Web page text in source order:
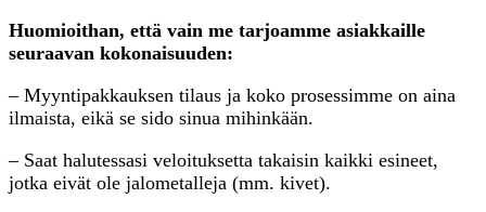
Huomioithan, että vain me tarjoamme asiakkaille
seuraavan kokonaisuuden:
– Myyntipakkauksen tilaus ja koko prosessimme on aina
ilmaista, eikä se sido sinua mihinkään.
– Saat halutessasi veloituksetta takaisin kaikki esineet,
jotka eivät ole jalometalleja (mm. kivet).